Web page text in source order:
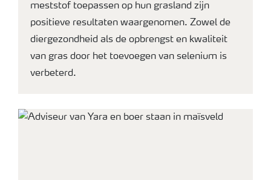
meststof toepassen op hun grasland zijn
positieve resultaten waargenomen. Zowel de
diergezondheid als de opbrengst en kwaliteit
van gras door het toevoegen van selenium is
verbeterd.